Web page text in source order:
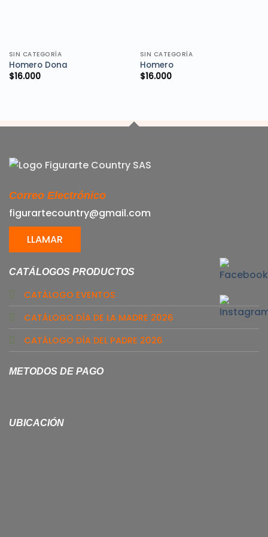
SIN CATEGORÍA
Homero Dona
$16.000
SIN CATEGORÍA
Homero
$16.000
Correo Electrónico
figurartecountry@gmail.com
LLAMAR
CATÁLOGOS PRODUCTOS
CATÁLOGO EVENTOS
CATÁLOGO DÍA DE LA MADRE 2026
CATÁLOGO DÍA DEL PADRE 2026
METODOS DE PAGO
UBICACIÓN